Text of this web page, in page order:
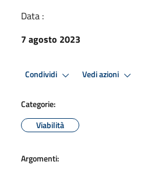
Data :
7 agosto 2023
Condividi Vedi azioni
Categorie:
Viabilità
Argomenti: